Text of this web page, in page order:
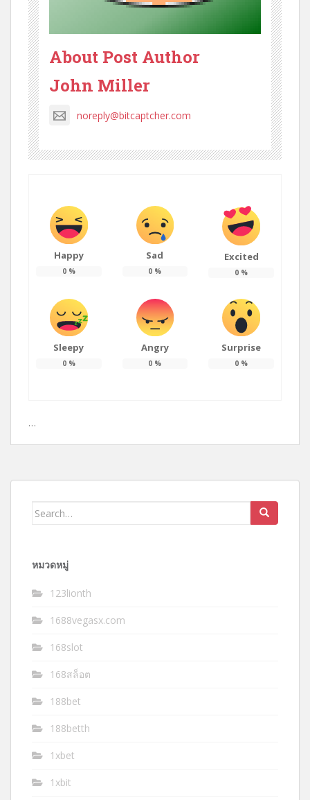
About Post Author
John Miller
noreply@bitcaptcher.com
Happy
0%
Sad
0 %
Excited
0 %
Sleepy
0%
Angry
0 %
Surprise
0 %
…
Search
หมวดหมู่
123lionth
1688vegasx.com
168slot
168สล็อต
188bet
188betth
1xbet
1xbit